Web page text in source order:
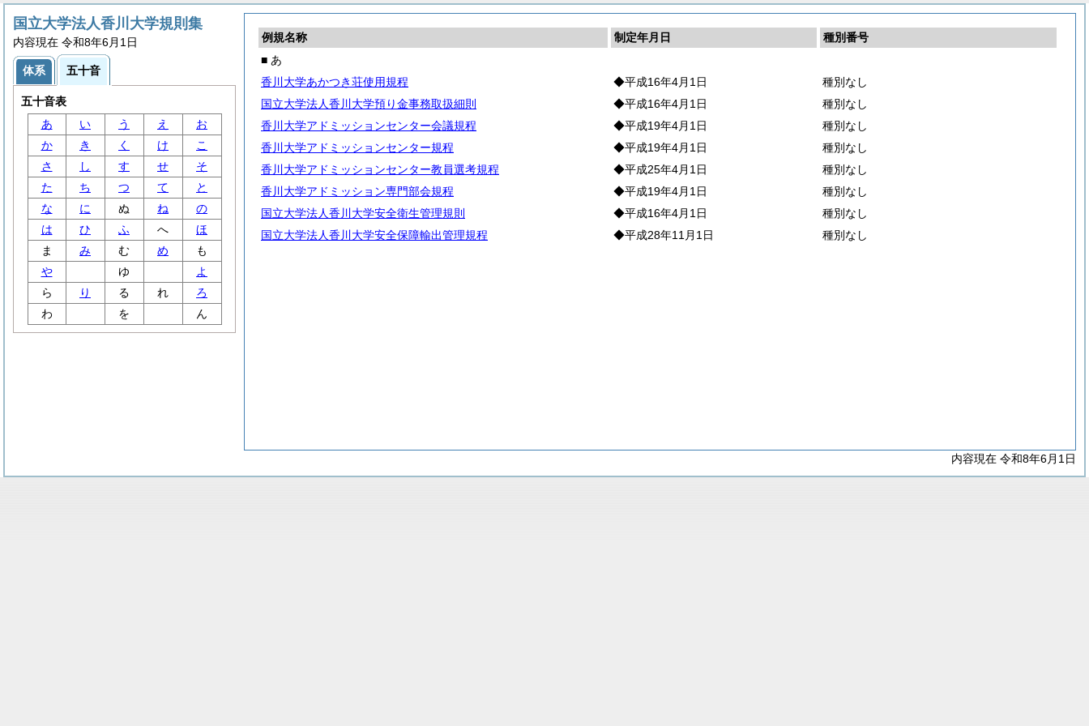
例規名称 制定年月日
種別番号
■ あ
香川大学あかつき荘使用規程
◆平成16年4月1日
種別なし
国立大学法人香川大学預り金事務取扱細則
◆平成16年4月1日
種別なし
香川大学アドミッションセンター会議規程
◆平成19年4月1日
種別なし
香川大学アドミッションセンター規程
◆平成19年4月1日
種別なし
香川大学アドミッションセンター教員選考規程
◆平成25年4月1日
種別なし
香川大学アドミッション専門部会規程
◆平成19年4月1日
種別なし
国立大学法人香川大学安全衛生管理規則
◆平成16年4月1日
種別なし
国立大学法人香川大学安全保障輸出管理規程
◆平成28年11月1日 種別なし
内容現在 令和8年6月1日
国立大学法人香川大学規則集
内容現在 令和8年6月1日
体系 五十音
五十音表
あ
い う え
お
か
き く け
こ
さ
し す せ
そ
た
ち つ て
と
な
に ぬ ね
の
は
ひ ふ へ
ほ
ま
み む め
も
や
ゆ
よ
ら
り る れ
ろ
わ
を ん